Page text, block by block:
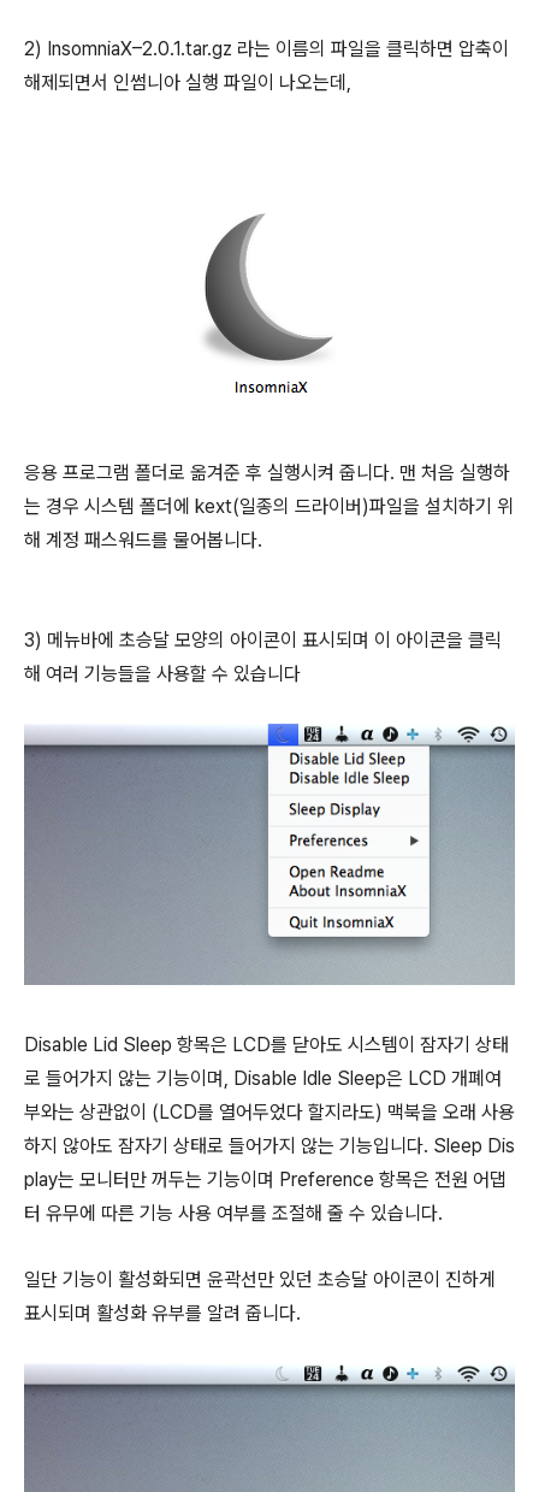
2) InsomniaX–2.0.1.tar.gz 라는 이름의 파일을 클릭하면 압축이
해제되면서 인썸니아 실행 파일이 나오는데,
응용 프로그램 폴더로 옮겨준 후 실행시켜 줍니다. 맨 처음 실행하
는 경우 시스템 폴더에 kext(일종의 드라이버)파일을 설치하기 위
해 계정 패스워드를 물어봅니다.
3) 메뉴바에 초승달 모양의 아이콘이 표시되며 이 아이콘을 클릭
해 여러 기능들을 사용할 수 있습니다
Disable Lid Sleep 항목은 LCD를 닫아도 시스템이 잠자기 상태
로 들어가지 않는 기능이며, Disable Idle Sleep은 LCD 개폐여
부와는 상관없이 (LCD를 열어두었다 할지라도) 맥북을 오래 사용
하지 않아도 잠자기 상태로 들어가지 않는 기능입니다. Sleep Dis
play는 모니터만 꺼두는 기능이며 Preference 항목은 전원 어댑
터 유무에 따른 기능 사용 여부를 조절해 줄 수 있습니다.
일단 기능이 활성화되면 윤곽선만 있던 초승달 아이콘이 진하게
표시되며 활성화 유부를 알려 줍니다.